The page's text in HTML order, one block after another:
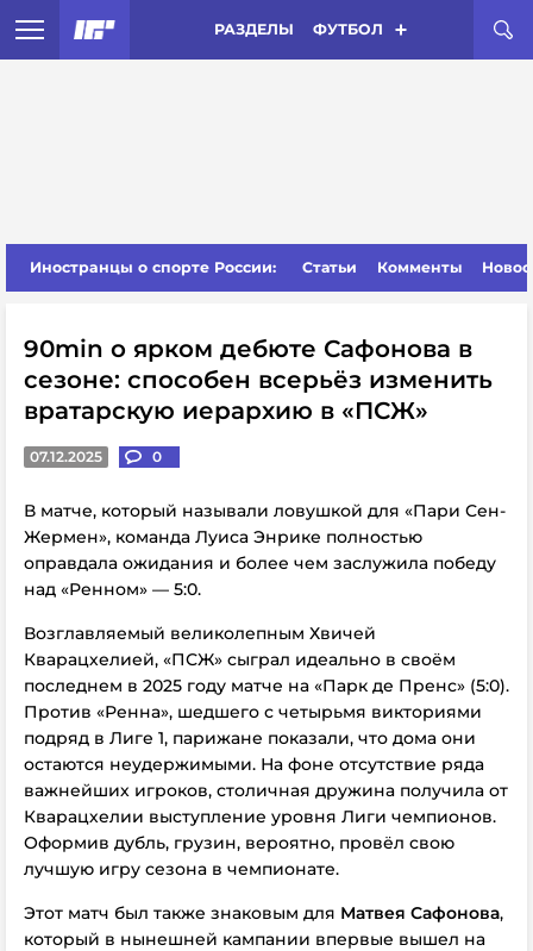
РАЗДЕЛЫ ФУТБОЛ
Иностранцы о спорте России: Статьи Комменты
90min о ярком дебюте Сафонова в
сезоне: способен всерьёз изменить
вратарскую иерархию в «ПСЖ»
07.12.2025 0
В матче, который называли ловушкой для «Пари Сен-
Жермен», команда Луиса Энрике полностью
оправдала ожидания и более чем заслужила победу
над «Ренном» — 5:0.
Возглавляемый великолепным Хвичей
Кварацхелией, «ПСЖ» сыграл идеально в своём
последнем в 2025 году матче на «Парк де Пренс» (5:0).
Против «Ренна», шедшего с четырьмя викториями
подряд в Лиге 1, парижане показали, что дома они
остаются неудержимыми. На фоне отсутствие ряда
важнейших игроков, столичная дружина получила от
Кварацхелии выступление уровня Лиги чемпионов.
Оформив дубль, грузин, вероятно, провёл свою
лучшую игру сезона в чемпионате.
Этот матч был также знаковым для Матвея Сафонова,
который в нынешней кампании впервые вышел на